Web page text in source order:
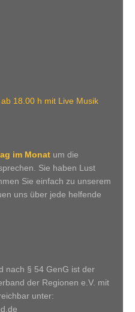
18.00 h mit Live Musik
im Monat um die
Sie haben Lust
Sie einfach zu unserem
uns über jede helfende
nach § 54 GenG ist der
der Regionen e.V. mit
unter: